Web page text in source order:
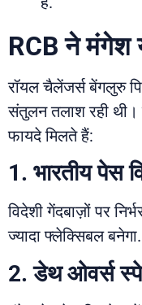
RCB ने मंगेश
रॉयल चैलेंजर्स बेंगलुरु
संतुलन तलाश रही थी।
फायदे मिलते हैं:
1. भारतीय पेस
विदेशी गेंदबाज़ों पर
ज्यादा फ्लेक्सिबल बनेगा.
2. डेथ ओवर्स